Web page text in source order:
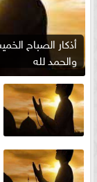
والحمد لله